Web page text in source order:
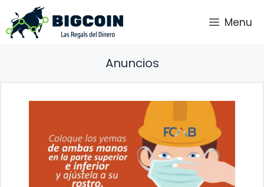
Saltar
al
contenido
Menu
Anuncios